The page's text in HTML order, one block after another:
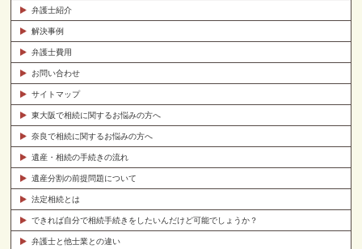
弁護士紹介
解決事例
弁護士費用
お問い合わせ
サイトマップ
東大阪で相続に関するお悩みの方へ
奈良で相続に関するお悩みの方へ
遺産・相続の手続きの流れ
遺産分割の前提問題について
法定相続とは
できれば自分で相続手続きをしたいんだけど可能でしょうか？
弁護士と他士業との違い